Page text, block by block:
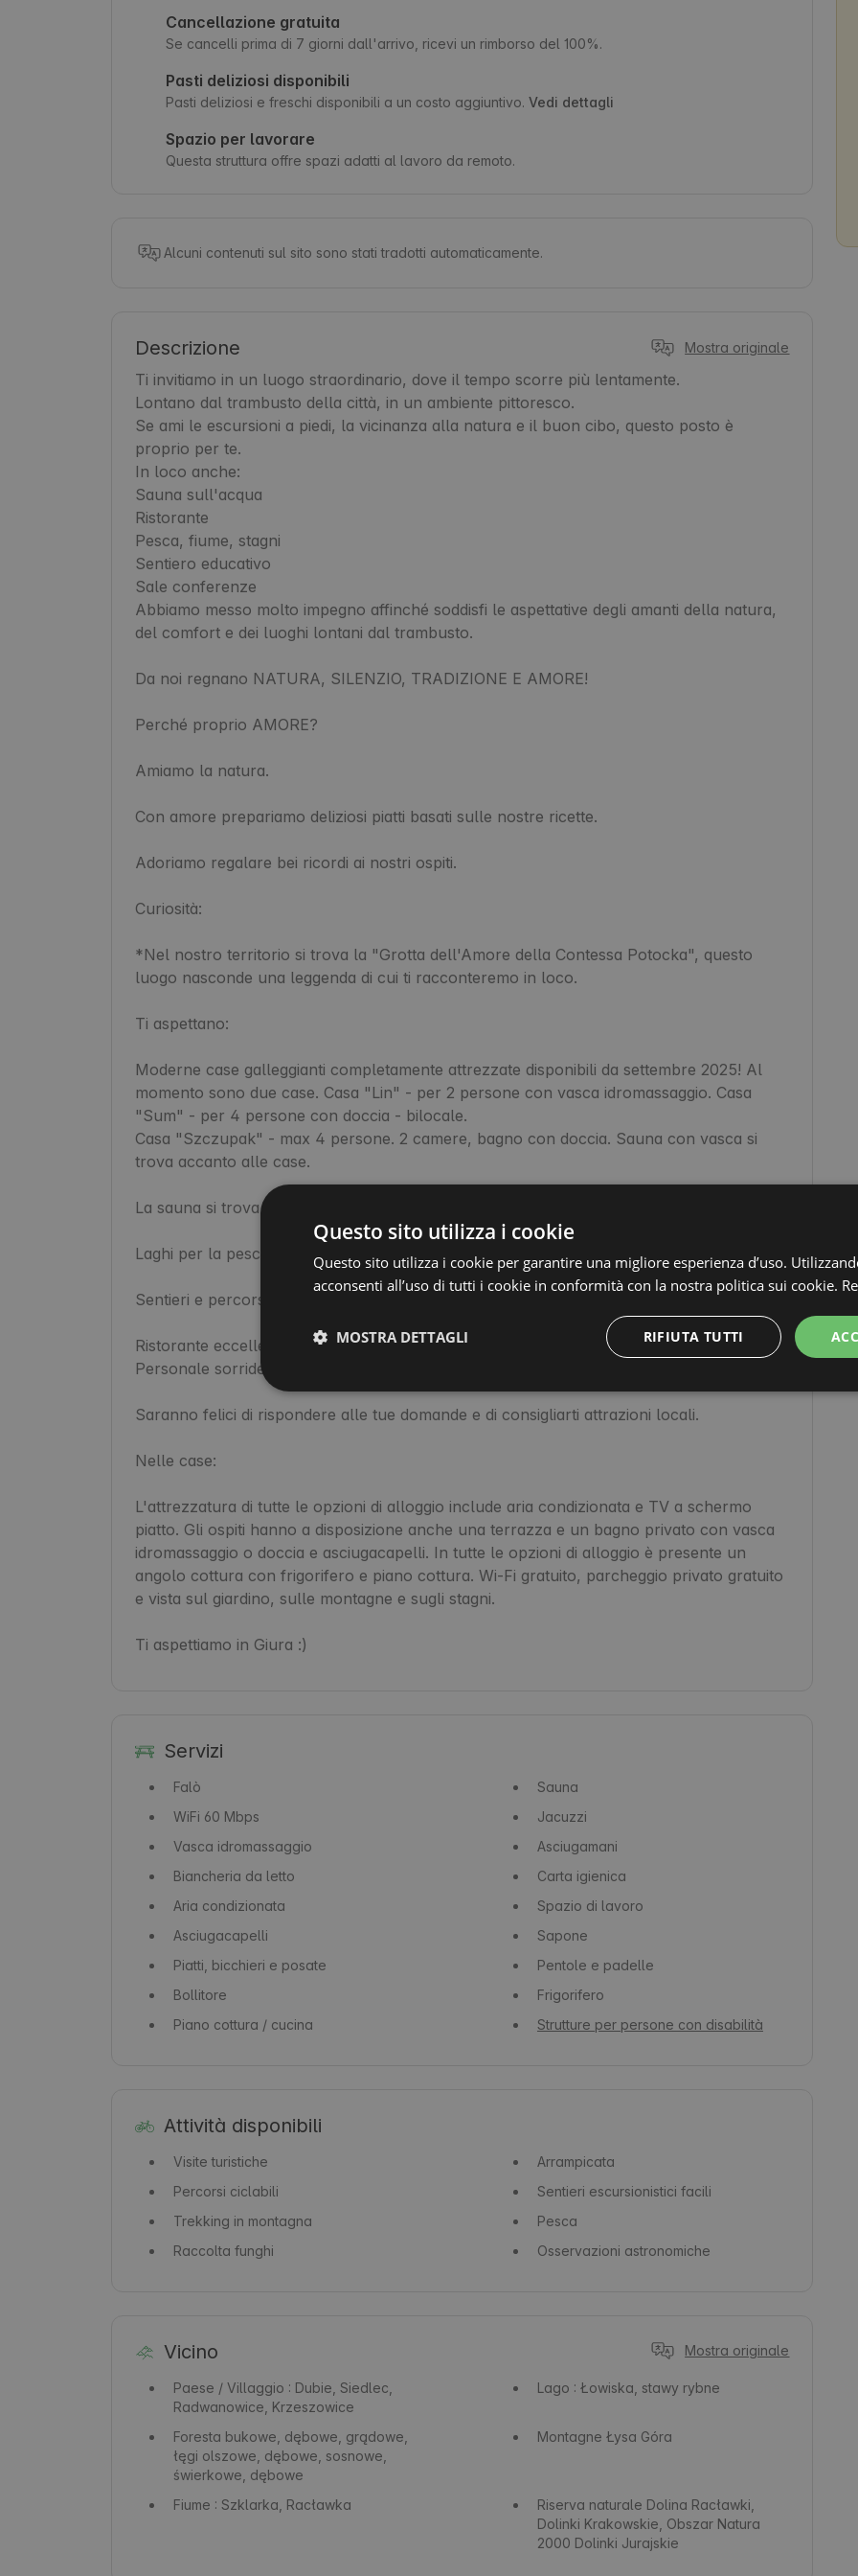
Cancellazione gratuita
Se cancelli prima di 7 giorni dall'arrivo, ricevi un rimborso del 100%.
Pasti deliziosi disponibili
Pasti deliziosi e freschi disponibili a un costo aggiuntivo. Vedi dettagli
Spazio per lavorare
Questa struttura offre spazi adatti al lavoro da remoto.
Alcuni contenuti sul sito sono stati tradotti automaticamente.
Descrizione Mostra originale
Ti invitiamo in un luogo straordinario, dove il tempo scorre più lentamente.
Lontano dal trambusto della città, in un ambiente pittoresco.
Se ami le escursioni a piedi, la vicinanza alla natura e il buon cibo, questo posto è
proprio per te.
In loco anche:
Sauna sull'acqua
Ristorante
Pesca, fiume, stagni
Sentiero educativo
Sale conferenze
Abbiamo messo molto impegno affinché soddisfi le aspettative degli amanti della natura,
del comfort e dei luoghi lontani dal trambusto.
Da noi regnano NATURA, SILENZIO, TRADIZIONE E AMORE!
Perché proprio AMORE?
Amiamo la natura.
Con amore prepariamo deliziosi piatti basati sulle nostre ricette.
Adoriamo regalare bei ricordi ai nostri ospiti.
Curiosità:
*Nel nostro territorio si trova la "Grotta dell'Amore della Contessa Potocka", questo
luogo nasconde una leggenda di cui ti racconteremo in loco.
Ti aspettano:
Moderne case galleggianti completamente attrezzate disponibili da settembre 2025! Al
momento sono due case. Casa "Lin" - per 2 persone con vasca idromassaggio. Casa
"Sum" - per 4 persone con doccia - bilocale.
Casa "Szczupak" - max 4 persone. 2 camere, bagno con doccia. Sauna con vasca si
trova accanto alle case.
La sauna si trova in un edificio separato.
Laghi per la pesca con acqua cristallina (abbiamo anche canne da pesca)
Sentieri e percorsi turistici giurassici per arrampicate e visite
Ristorante eccellente
Personale sorridente e sempre pronto ad aiutare.
Saranno felici di rispondere alle tue domande e di consigliarti attrazioni locali.
Nelle case:
L'attrezzatura di tutte le opzioni di alloggio include aria condizionata e TV a schermo
piatto. Gli ospiti hanno a disposizione anche una terrazza e un bagno privato con vasca
idromassaggio o doccia e asciugacapelli. In tutte le opzioni di alloggio è presente un
angolo cottura con frigorifero e piano cottura. Wi-Fi gratuito, parcheggio privato gratuito
e vista sul giardino, sulle montagne e sugli stagni.
Ti aspettiamo in Giura :)
Servizi
Falò
Sauna
WiFi 60 Mbps
Jacuzzi
Vasca idromassaggio
Asciugamani
Biancheria da letto
Carta igienica
Aria condizionata
Spazio di lavoro
Asciugacapelli
Sapone
Piatti, bicchieri e posate
Pentole e padelle
Bollitore
Frigorifero
Piano cottura / cucina
Strutture per persone con disabilità
Attività disponibili
Visite turistiche
Arrampicata
Percorsi ciclabili
Sentieri escursionistici facili
Trekking in montagna
Pesca
Raccolta funghi
Osservazioni astronomiche
Vicino Mostra originale
Paese / Villaggio : Dubie, Siedlec,
Radwanowice, Krzeszowice
Lago : Łowiska, stawy rybne
Foresta bukowe, dębowe, grądowe,
łęgi olszowe, dębowe, sosnowe,
świerkowe, dębowe
Montagne Łysa Góra
Fiume : Szklarka, Racławka Riserva naturale Dolina Racławki,
Dolinki Krakowskie, Obszar Natura
2000 Dolinki Jurajskie
Questo sito utilizza i cookie
Questo sito utilizza i cookie per garantire una migliore esperienza d’uso.
acconsenti all’uso di tutti i cookie in conformità con la nostra politica sui cookie.
RIFIUTA TUTTI
MOSTRA DETTAGLI